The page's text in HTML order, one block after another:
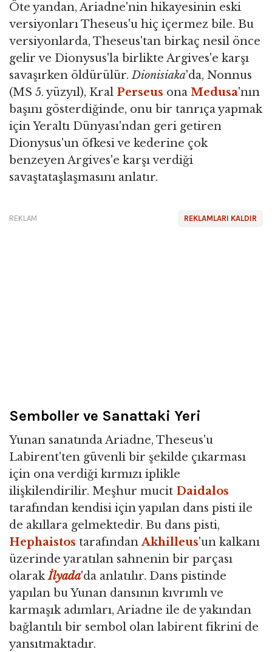
Öte yandan, Ariadne'nin hikayesinin eski
versiyonları Theseus'u hiç içermez bile. Bu
versiyonlarda, Theseus'tan birkaç nesil önce
gelir ve Dionysus'la birlikte Argives'e karşı
savaşırken öldürülür.Dionisiaka'da, Nonnus
(MS 5. yüzyıl), Kral Perseus ona Medusa'nın
başını gösterdiğinde, onu bir tanrıça yapmak
için Yeraltı Dünyası'ndan geri getiren
Dionysus'un öfkesi ve kederine çok
benzeyen Argives'e karşı verdiği
savaştataşlaşmasını anlatır.
REKLAMLARI KALDIR
REKLAM
Semboller ve Sanattaki Yeri
Yunan sanatında Ariadne, Theseus'u
Labirent'ten güvenli bir şekilde çıkarması
için ona verdiği kırmızı iplikle
ilişkilendirilir. Meşhur mucit Daidalos
tarafından kendisi için yapılan dans pisti ile
de akıllara gelmektedir. Bu dans pisti,
Hephaistos tarafındanAkhilleus'un kalkanı
üzerinde yaratılan sahnenin bir parçası
olarak İlyada'da anlatılır. Dans pistinde
yapılan bu Yunan dansının kıvrımlı ve
karmaşık adımları, Ariadne ile de yakından
bağlantılı bir sembol olan labirent fikrini de
yansıtmaktadır.